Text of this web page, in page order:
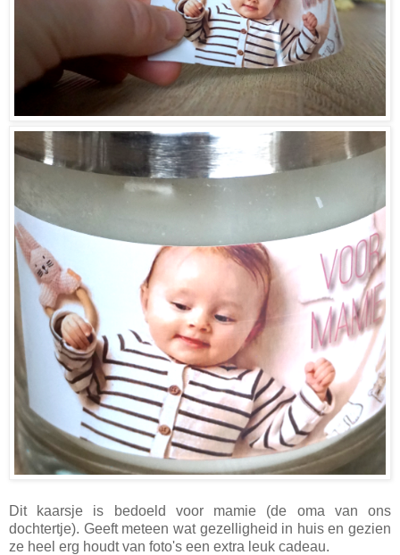
Dit kaarsje is bedoeld voor mamie (de oma van ons
dochtertje). Geeft meteen wat gezelligheid in huis en gezien
ze heel erg houdt van foto's een extra leuk cadeau.